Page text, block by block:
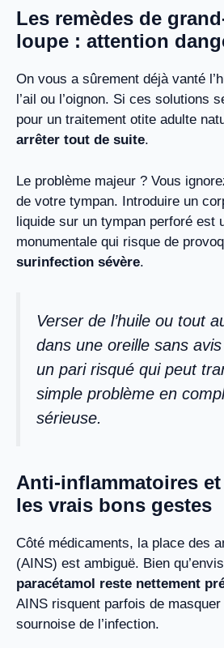
Les remèdes de
loupe : attention
On vous a sûrement déjà vanté
l’ail ou l’oignon. Si ces solutions
pour un traitement otite adulte
arrêter tout de suite.
Le problème majeur ? Vous
de votre tympan. Introduire un
liquide sur un tympan perforé est
monumentale qui risque de
surinfection sévère.
Verser de l’huile ou tout
dans une oreille sans
un pari risqué qui peut
simple problème en
sérieuse.
Anti-inflammatoires
les vrais bons gestes
Côté médicaments, la place des
(AINS) est ambiguë. Bien
paracétamol reste nettement
AINS risquent parfois de
sournoise de l’infection.